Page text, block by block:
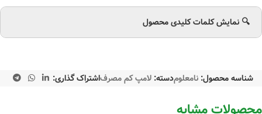
🔍 نمایش کلمات کلیدی محصول
شناسه محصول:نامعلومدسته: لامپ کم مصرفاشتراک گذاری: